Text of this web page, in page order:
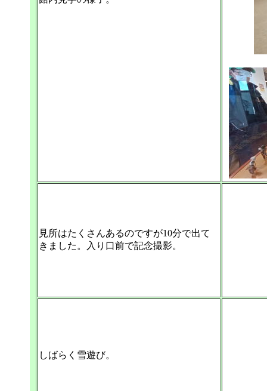
見所はたくさんあるのですが10分で出て
きました。入り口前で記念撮影。
しばらく雪遊び。